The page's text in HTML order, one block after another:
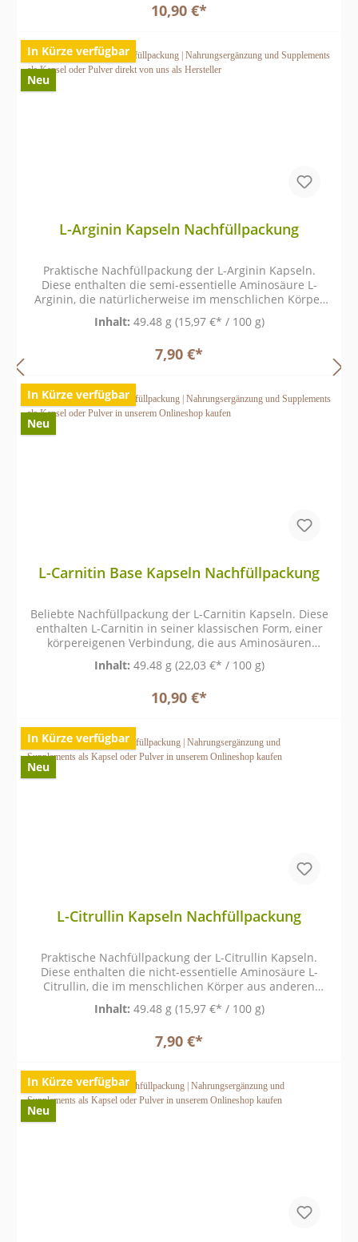
10,90 €*
In Kürze verfügbar
Neu
L-Arginin Kapseln Nachfüllpackung
Praktische Nachfüllpackung der L-Arginin Kapseln.
Diese enthalten die semi-essentielle Aminosäure L-
Arginin, die natürlicherweise im menschlichen Körper
vorkommt und Bestandteil zahlreicher
Stoffwechselprozesse ist.
Inhalt: 49.48 g (15,97 €* / 100 g)
7,90 €*
In Kürze verfügbar
Neu
L-Carnitin Base Kapseln Nachfüllpackung
Beliebte Nachfüllpackung der L-Carnitin Kapseln. Diese
enthalten L-Carnitin in seiner klassischen Form, einer
körpereigenen Verbindung, die aus Aminosäuren
gebildet wird und natürlicherweise im menschlichen
Organismus vorkommt.
Inhalt: 49.48 g (22,03 €* / 100 g)
10,90 €*
In Kürze verfügbar
Neu
L-Citrullin Kapseln Nachfüllpackung
Praktische Nachfüllpackung der L-Citrullin Kapseln.
Diese enthalten die nicht-essentielle Aminosäure L-
Citrullin, die im menschlichen Körper aus anderen
Stoffwechsel vorkommt.
Inhalt: 49.48 g (15,97 €* / 100 g)
7,90 €*
In Kürze verfügbar
Neu